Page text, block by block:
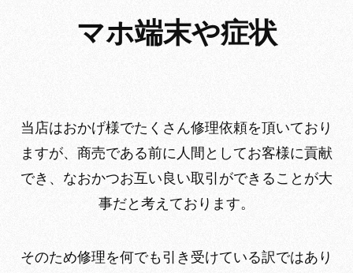
マホ端末や症状
当店はおかげ様でたくさん修理依頼を頂いており
ますが、商売である前に人間としてお客様に貢献
でき、なおかつお互い良い取引ができることが大
事だと考えております。
そのため修理を何でも引き受けている訳ではあり